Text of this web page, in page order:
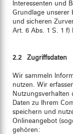
Interessenten und
Grundlage unserer
und sicheren
Art. 6 Abs. 1 S. 1 f)
2.2 Zugriffsdaten
Wir sammeln
nutzen. Wir
Nutzungsverhalten
Daten zu Ihrem
speichern und
Onlineangebot
gehören: